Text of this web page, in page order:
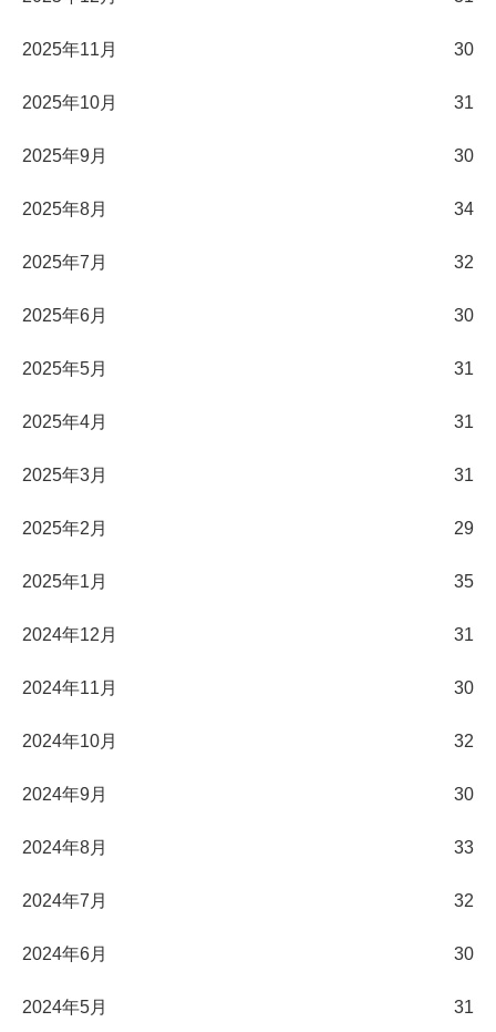
2025年11月 30
2025年10月 31
2025年9月 30
2025年8月 34
2025年7月 32
2025年6月 30
2025年5月 31
2025年4月 31
2025年3月 31
2025年2月 29
2025年1月 35
2024年12月 31
2024年11月 30
2024年10月 32
2024年9月 30
2024年8月 33
2024年7月 32
2024年6月 30
2024年5月 31